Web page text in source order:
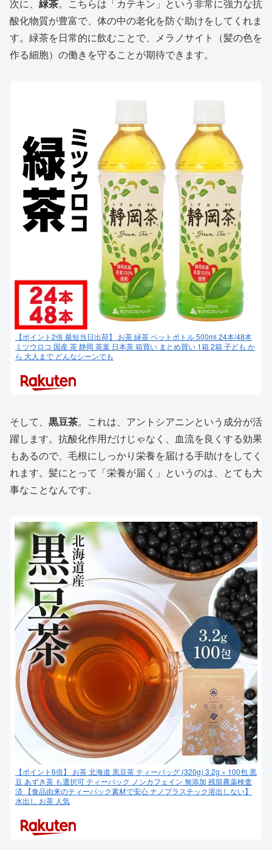
次に、 緑茶。こちらは「カテキン」という非常に強力な抗
酸化物質が豊富で、体の中の老化を防ぐ助けをしてくれま
す。緑茶を日常的に飲むことで、メラノサイト（髪の色を
作る細胞）の働きを守ることが期待できます。
【ポイント2倍 最短当日出荷】 お茶 緑茶 ペットボトル 500ml 24本/48本
ミツウロコ 国産 茶 静岡 茶葉 日本茶 箱買い まとめ買い 1箱 2箱 子ども か
ら 大人まで どんなシーンでも
そして、 黒豆茶。これは、アントシアニンという成分が活
躍します。抗酸化作用だけじゃなく、血流を良くする効果
もあるので、毛根にしっかり栄養を届ける手助けをしてく
れます。髪にとって「栄養が届く」というのは、とても大
事なことなんです。
【ポイント6倍】 お茶 北海道 黒豆茶 ティーバッグ (320g) 3.2g × 100包 黒
豆 あずき茶 も選択可 ティーパック ノンカフェイン 無添加 残留農薬検査
済 【食品由来のティーパック素材で安心 ナノプラスチック溶出しない】
水出し お茶 人気